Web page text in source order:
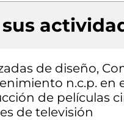
sus
de diseño,
n.c.p. en
de películas
de televisión